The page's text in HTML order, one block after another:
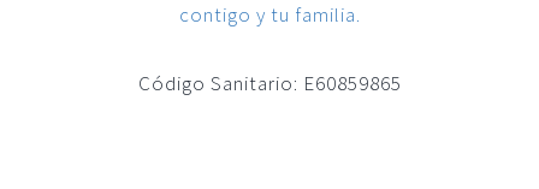
Urología
contigo y tu familia.
Código Sanitario: E60859865